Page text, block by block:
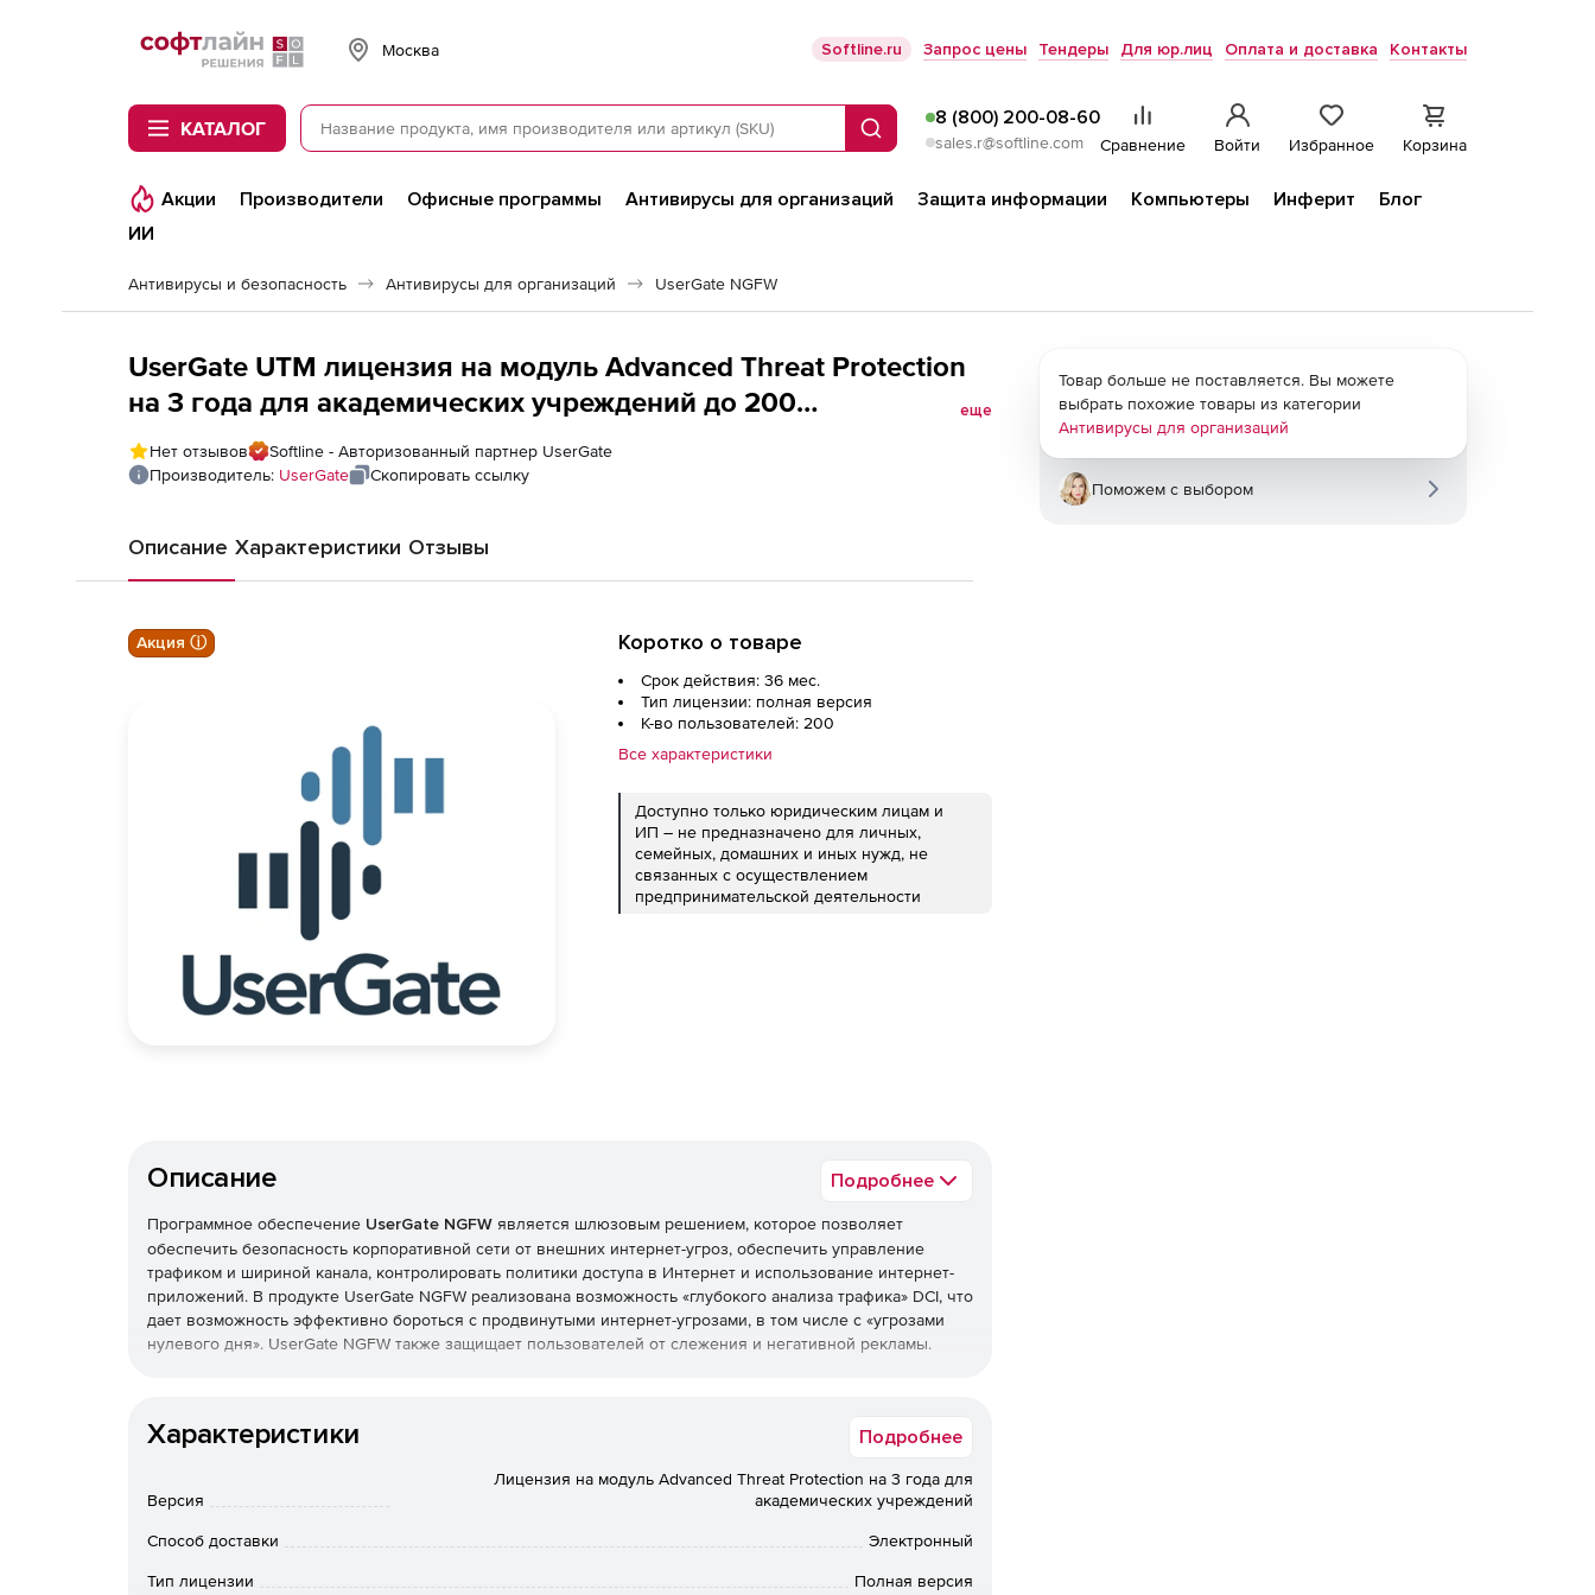
Softline
Москва Softline.ru Запрос цены Тендеры Для юр.лиц Оплата и доставка Контакты
КАТАЛОГ Поиск
8 (800) 200-08-60
sales.r@softline.com Сравнение Войти Избранное Корзина
Акции Производители Офисные программы Антивирусы для организаций Защита информации Компьютеры Инферит
Блог
ИИ
Антивирусы и безопасность Антивирусы для организаций UserGate NGFW
UserGate UTM лицензия на модуль Advanced Threat Protection
на 3 года для академических учреждений до 200
пользователей
еще
Нет отзывов
Softline - Авторизованный партнер UserGate
Производитель: UserGate Скопировать ссылку
Описание Характеристики Отзывы
Акция ⓘ Коротко о товаре
Срок действия: 36 мес.
Тип лицензии: полная версия
К-во пользователей: 200
Все характеристики
Доступно только юридическим лицам и
ИП – не предназначено для личных,
семейных, домашних и иных нужд, не
связанных с осуществлением
предпринимательской деятельности
Описание Подробнее
Программное обеспечение UserGate NGFW является шлюзовым решением, которое позволяет
обеспечить безопасность корпоративной сети от внешних интернет-угроз, обеспечить управление
трафиком и шириной канала, контролировать политики доступа в Интернет и использование интернет-
приложений. В продукте UserGate NGFW реализована возможность «глубокого анализа трафика» DCI, что
дает возможность эффективно бороться с продвинутыми интернет-угрозами, в том числе с «угрозами
нулевого дня». UserGate NGFW также защищает пользователей от слежения и негативной рекламы.
решении, удобном для установки и администрирования. В продукте также реализованы всевозможные
основанный на идентификации пользователя, балансировка нагрузки, управление полосой пропускания,
предотвращение угроз, анализ SSL, распознавание приложений и другие.
на виртуальной машине. Принцип работы UserGate NGFW основан на создании правил, применяемых к
Характеристики Подробнее
Версия
Лицензия на модуль Advanced Threat Protection на 3 года для
академических учреждений
Способ доставки Электронный
Тип лицензии Полная версия
Товар больше не поставляется. Вы можете
выбрать похожие товары из категории
Антивирусы для организаций
Поможем с выбором